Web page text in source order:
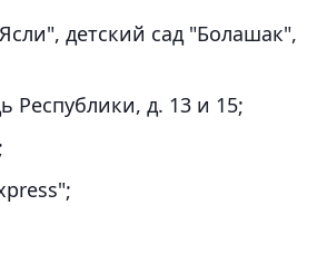
детский сад "Болашак",
Республики, д. 13 и 15;